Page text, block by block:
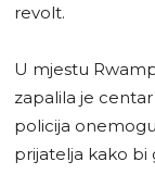
revolt.
U mjestu
zapalila je
policija
prijatelja kako bi